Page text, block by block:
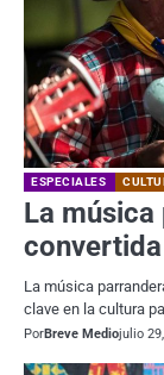
ESPECIALES
La música
La música
clave en la cultura
PorBreve Mediojulio